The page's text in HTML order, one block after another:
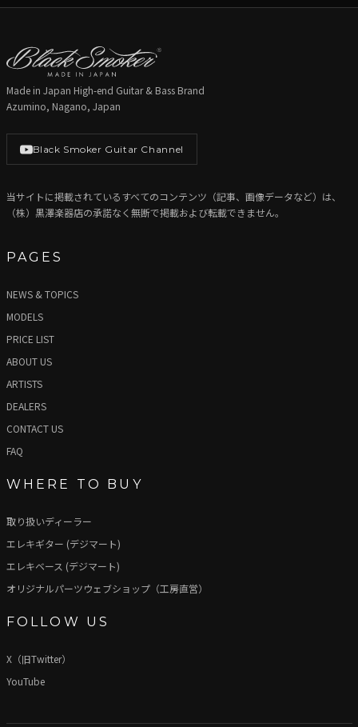
Made in Japan High-end Guitar & Bass Brand
Azumino, Nagano, Japan
Black Smoker Guitar Channel
当サイトに掲載されているすべてのコンテンツ（記事、画像データなど）は、
（株）黒澤楽器店の承諾なく無断で掲載および転載できません。
PAGES
NEWS & TOPICS
MODELS
PRICE LIST
ABOUT US
ARTISTS
DEALERS
CONTACT US
FAQ
WHERE TO BUY
取り扱いディーラー
エレキギター (デジマート)
エレキベース (デジマート)
オリジナルパーツウェブショップ（工房直営）
FOLLOW US
X（旧Twitter）
YouTube